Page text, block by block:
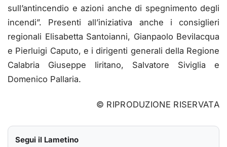
sull’antincendio e azioni anche di spegnimento degli
incendi”. Presenti all’iniziativa anche i consiglieri
regionali Elisabetta Santoianni, Gianpaolo Bevilacqua
e Pierluigi Caputo, e i dirigenti generali della Regione
Calabria Giuseppe Iiritano, Salvatore Siviglia e
Domenico Pallaria.
© RIPRODUZIONE RISERVATA
Segui il Lametino